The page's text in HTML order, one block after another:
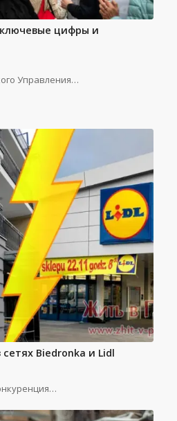
цифры и
Управления…
Biedronka и Lidl